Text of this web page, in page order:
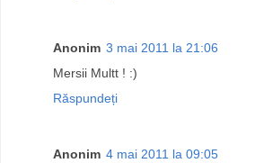
Anonim 3 mai 2011 la 21:06
Mersii Multt ! :)
Răspundeți
Anonim 4 mai 2011 la 09:05